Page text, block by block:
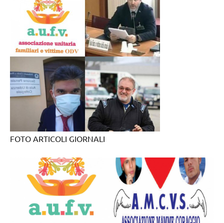
FOTO ARTICOLI GIORNALI